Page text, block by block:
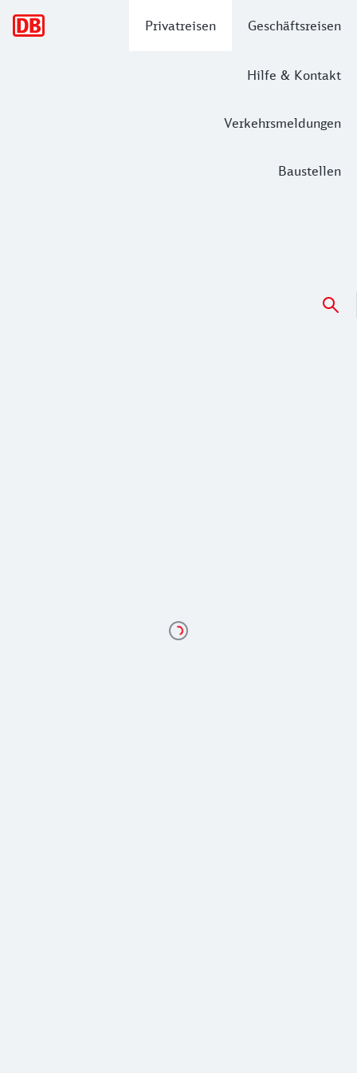
Privatreisen Geschäftsreisen
Hilfe & Kontakt
Verkehrsmeldungen
Baustellen